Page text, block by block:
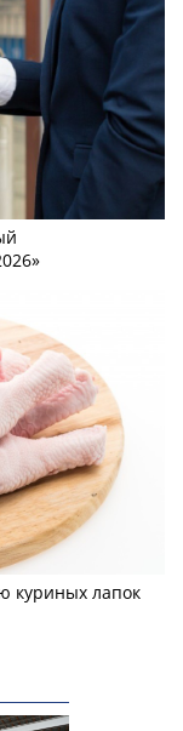
куриных лапок